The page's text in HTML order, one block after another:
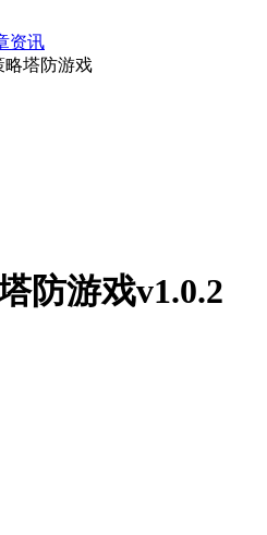
资讯
略塔防游戏
防游戏v1.0.2